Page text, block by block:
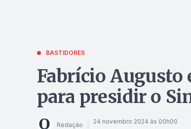
BASTIDORES
Fabrício Augusto
para presidir o
Redação 24 novembro 2024 às 00h00